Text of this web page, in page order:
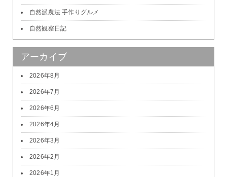
自然派農法 手作りグルメ
自然観察日記
アーカイブ
2026年8月
2026年7月
2026年6月
2026年4月
2026年3月
2026年2月
2026年1月